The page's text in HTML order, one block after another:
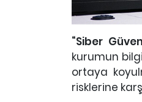
“Siber
kurumun
ortaya
risklerine